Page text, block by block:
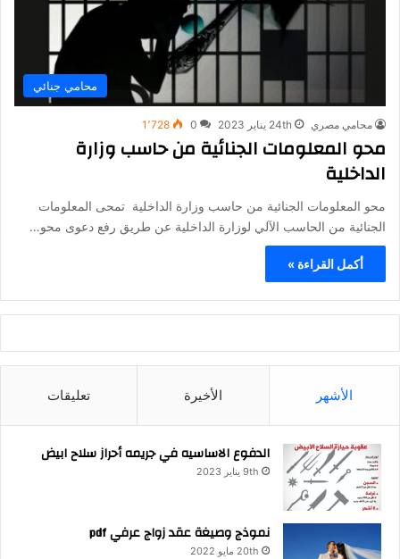
محامي جنائي
محامي مصري 24th يناير 2023 0 1٬728
محو المعلومات الجنائية من حاسب وزارة
الداخلية
محو المعلومات الجنائية من حاسب وزارة الداخلية تمحى المعلومات
الجنائية من الحاسب الآلي لوزارة الداخلية عن طريق رفع دعوى محو…
أكمل القراءة »
الأشهر الأخيرة تعليقات
الدفوع الاساسيه في جريمه أحراز سلاح ابيض
9th يناير 2023
نموذج وصيغة عقد زواج عرفي pdf
20th مايو 2022